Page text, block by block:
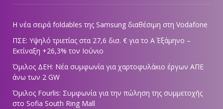
Η νέα σειρά foldables της Samsung διαθέσιμη στη Vodafone
ΠΣΕ: Υψηλό τριετίας στα 27,6 δισ. € για το Α΄ Εξάμηνο –
Εκτίναξη +26,3% τον Ιούνιο
Όμιλος ΔΕΗ: Νέα συμφωνία για χαρτοφυλάκιο έργων ΑΠΕ
άνω των 2 GW
Όμιλος Fourlis: Συμφωνία για την πώληση της συμμετοχής
στο Sofia South Ring Mall